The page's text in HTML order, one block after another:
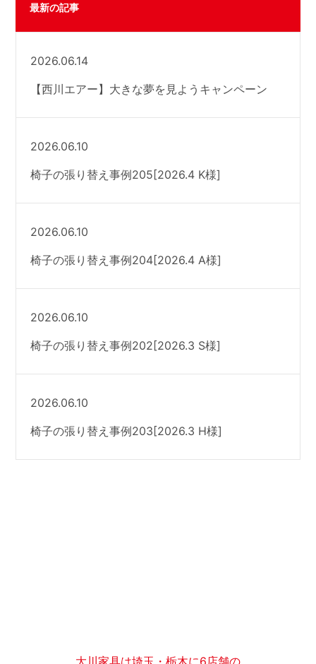
最新の記事
2026.06.14
【西川エアー】大きな夢を見ようキャンペーン
2026.06.10
椅子の張り替え事例205[2026.4 K様]
2026.06.10
椅子の張り替え事例204[2026.4 A様]
2026.06.10
椅子の張り替え事例202[2026.3 S様]
2026.06.10
椅子の張り替え事例203[2026.3 H様]